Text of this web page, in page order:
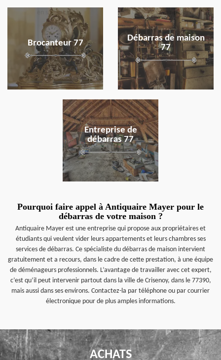
Brocanteur 77
en savoir plus
Débarras de maison
77
en savoir plus
Entreprise de
débarras 77
en savoir plus
Pourquoi faire appel à Antiquaire Mayer pour le
débarras de votre maison ?
Antiquaire Mayer est une entreprise qui propose aux propriétaires et
étudiants qui veulent vider leurs appartements et leurs chambres ses
services de débarras. Ce spécialiste du débarras de maison intervient
gratuitement et a recours, dans le cadre de cette prestation, à une équipe
de déménageurs professionnels. L’avantage de travailler avec cet expert,
c’est qu’il peut intervenir partout dans la ville de Crisenoy, dans le 77390,
mais aussi dans ses environs. Contactez-la par téléphone ou par courrier
électronique pour de plus amples informations.
ACHATS